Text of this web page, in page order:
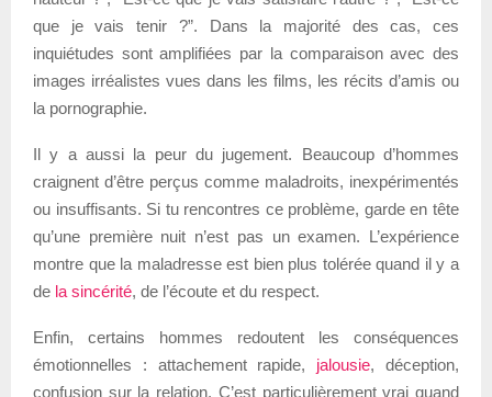
que je vais tenir ?”. Dans la majorité des cas, ces
inquiétudes sont amplifiées par la comparaison avec des
images irréalistes vues dans les films, les récits d’amis ou
la pornographie.
Il y a aussi la peur du jugement. Beaucoup d’hommes
craignent d’être perçus comme maladroits, inexpérimentés
ou insuffisants. Si tu rencontres ce problème, garde en tête
qu’une première nuit n’est pas un examen. L’expérience
montre que la maladresse est bien plus tolérée quand il y a
de la sincérité, de l’écoute et du respect.
Enfin, certains hommes redoutent les conséquences
émotionnelles : attachement rapide, jalousie, déception,
confusion sur la relation. C’est particulièrement vrai quand